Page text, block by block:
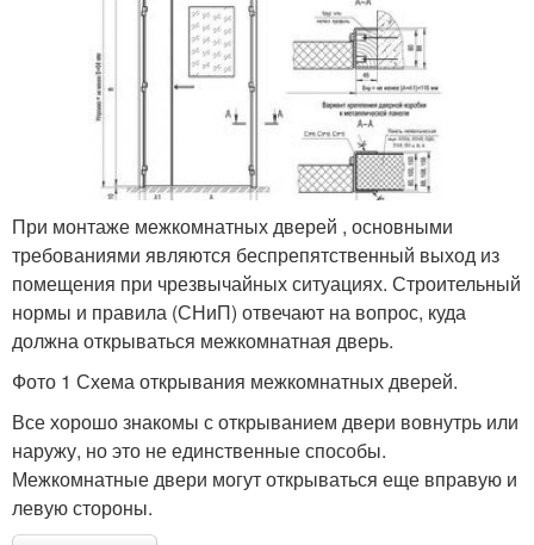
При монтаже межкомнатных дверей , основными
требованиями являются беспрепятственный выход из
помещения при чрезвычайных ситуациях. Строительный
нормы и правила (СНиП) отвечают на вопрос, куда
должна открываться межкомнатная дверь.
Фото 1 Схема открывания межкомнатных дверей.
Все хорошо знакомы с открыванием двери вовнутрь или
наружу, но это не единственные способы.
Межкомнатные двери могут открываться еще вправую и
левую стороны.